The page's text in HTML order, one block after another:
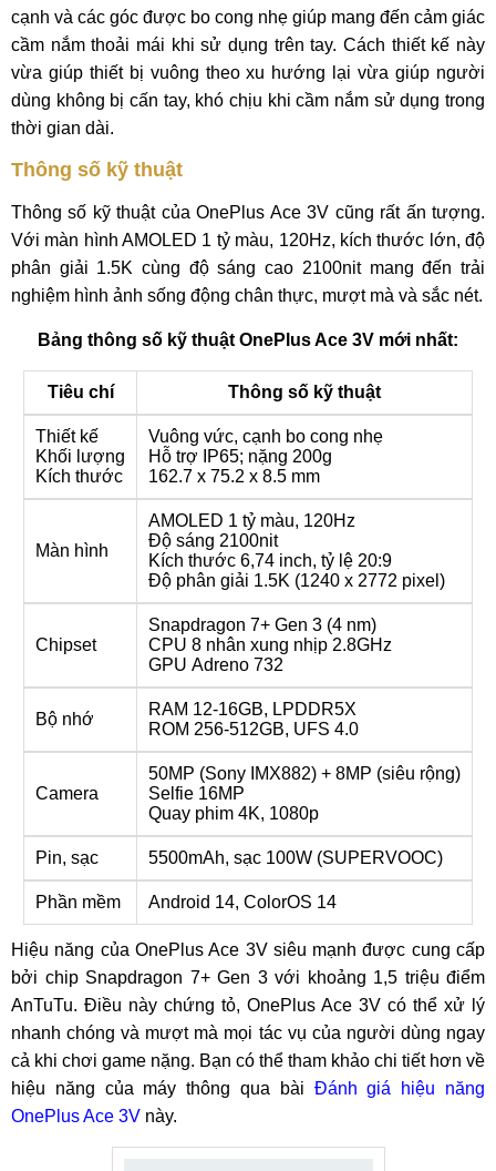
cạnh và các góc được bo cong nhẹ giúp mang đến cảm giác
cầm nắm thoải mái khi sử dụng trên tay. Cách thiết kế này
vừa giúp thiết bị vuông theo xu hướng lại vừa giúp người
dùng không bị cấn tay, khó chịu khi cầm nắm sử dụng trong
thời gian dài.
Thông số kỹ thuật
Thông số kỹ thuật của OnePlus Ace 3V cũng rất ấn tượng.
Với màn hình AMOLED 1 tỷ màu, 120Hz, kích thước lớn, độ
phân giải 1.5K cùng độ sáng cao 2100nit mang đến trải
nghiệm hình ảnh sống động chân thực, mượt mà và sắc nét.
Bảng thông số kỹ thuật OnePlus Ace 3V mới nhất:
Tiêu chí Thông số kỹ thuật
Thiết kế
Khối lượng
Kích thước
Vuông vức, cạnh bo cong nhẹ
Hỗ trợ IP65; nặng 200g
162.7 x 75.2 x 8.5 mm
Màn hình
AMOLED 1 tỷ màu, 120Hz
Độ sáng 2100nit
Kích thước 6,74 inch, tỷ lệ 20:9
Độ phân giải 1.5K (1240 x 2772 pixel)
Chipset
Snapdragon 7+ Gen 3 (4 nm)
CPU 8 nhân xung nhịp 2.8GHz
GPU Adreno 732
Bộ nhớ
RAM 12-16GB, LPDDR5X
ROM 256-512GB, UFS 4.0
Camera
50MP (Sony IMX882) + 8MP (siêu rộng)
Selfie 16MP
Quay phim 4K, 1080p
Pin, sạc 5500mAh, sạc 100W (SUPERVOOC)
Phần mềm Android 14, ColorOS 14
Hiệu năng của OnePlus Ace 3V siêu mạnh được cung cấp
bởi chip Snapdragon 7+ Gen 3 với khoảng 1,5 triệu điểm
AnTuTu. Điều này chứng tỏ, OnePlus Ace 3V có thể xử lý
nhanh chóng và mượt mà mọi tác vụ của người dùng ngay
cả khi chơi game nặng. Bạn có thể tham khảo chi tiết hơn về
hiệu năng của máy thông qua bài Đánh giá hiệu năng
OnePlus Ace 3V này.